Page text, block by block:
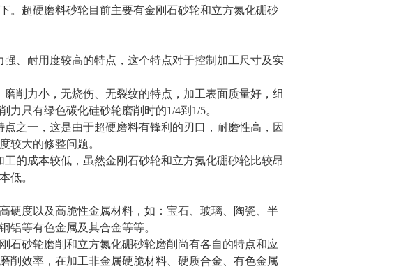
。超硬磨料砂轮目前主要有金刚石砂轮和立方氮化硼砂
耐用度较高的特点，这个特点对于控制加工尺寸及实
力小，无烧伤、无裂纹的特点，加工表面质量好，组
只有绿色碳化硅砂轮磨削时的1/4到1/5。
一，这是由于超硬磨料有锋利的刃口，耐磨性高，因
较大的修整问题。
成本较低，虽然金刚石砂轮和立方氮化硼砂轮比较昂
低。
度以及高脆性金属材料，如：宝石、玻璃、陶瓷、半
铝等有色金属及其合金等等。
砂轮磨削和立方氮化硼砂轮磨削尚有各自的特点和应
削效率，在加工非金属硬脆材料、硬质合金、有色金属